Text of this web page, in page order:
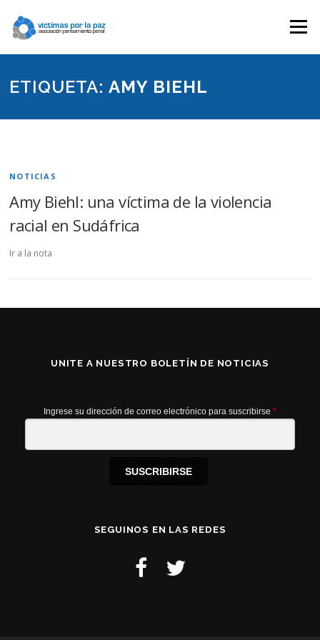
contenido
Menú
ETIQUETA:AMY BIEHL
NOTICIAS
Amy Biehl: una víctima de la violencia
racial en Sudáfrica
Ir a la nota
UNITE A NUESTRO BOLETÍN DE NOTICIAS
Ingrese su dirección de correo electrónico para suscribirse *
SUSCRIBIRSE
SEGUINOS EN LAS REDES